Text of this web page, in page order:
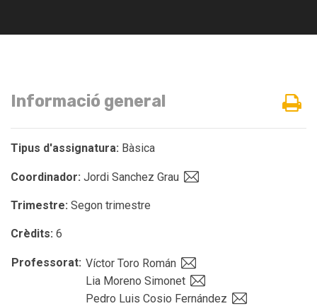
Informació general
Tipus d'assignatura: Bàsica
Coordinador: Jordi Sanchez Grau
Trimestre: Segon trimestre
Crèdits: 6
Professorat: Víctor Toro Román
Lia Moreno Simonet
Pedro Luis Cosio Fernández